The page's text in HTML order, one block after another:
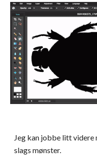
Jeg kan jobbe litt videre
slags mønster.